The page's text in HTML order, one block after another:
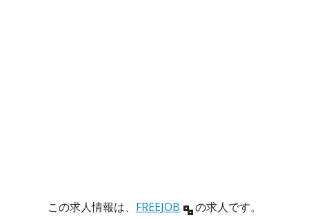
この求人情報は、 FREEJOB の求人です。